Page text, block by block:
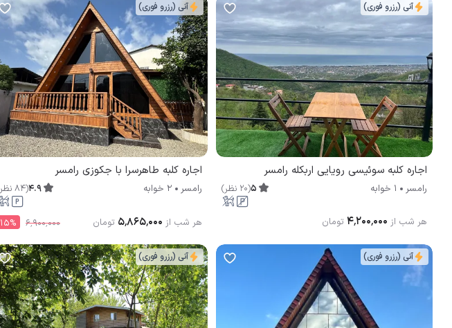
آنی (رزرو فوری)
اجاره کلبه سوئیسی رویایی اربکله رامسر
رامسر 1 خوابه 5
(
20 نظر)
هر شب از ۴٬۲۰۰٬۰۰۰ تومان
آنی (رزرو فوری)
اجاره کلبه طاهرسرا با جکوزی رامسر
رامسر 2 خوابه 4.9
(
84 نظر
۶٬۹۰۰٬۰۰۰ 15% هر شب از ۵٬۸۶۵٬۰۰۰ تومان
آنی (رزرو فوری) آنی (رزرو فوری)